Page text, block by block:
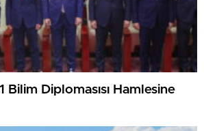
Bilim Diplomasısı Hamlesine